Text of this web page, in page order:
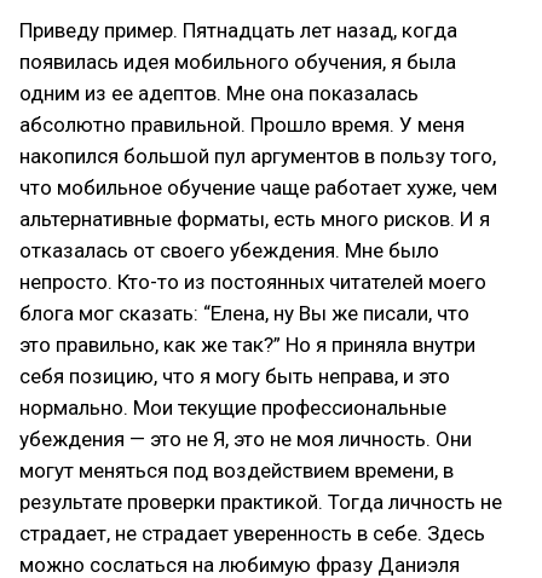
Приведу пример. Пятнадцать лет назад, когда
появилась идея мобильного обучения, я была
одним из ее адептов. Мне она показалась
абсолютно правильной. Прошло время. У меня
накопился большой пул аргументов в пользу того,
что мобильное обучение чаще работает хуже, чем
альтернативные форматы, есть много рисков. И я
отказалась от своего убеждения. Мне было
непросто. Кто-то из постоянных читателей моего
блога мог сказать: “Елена, ну Вы же писали, что
это правильно, как же так?” Но я приняла внутри
себя позицию, что я могу быть неправа, и это
нормально. Мои текущие профессиональные
убеждения — это не Я, это не моя личность. Они
могут меняться под воздействием времени, в
результате проверки практикой. Тогда личность не
страдает, не страдает уверенность в себе. Здесь
можно сослаться на любимую фразу Даниэля